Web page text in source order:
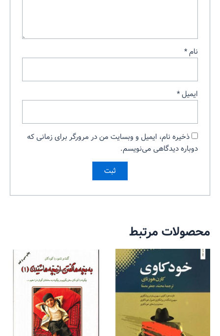
نام*
ایمیل*
ذخیره نام، ایمیل و وبسایت من در مرورگر برای زمانی که
دوباره دیدگاهی می‌نویسم.
محصولات مرتبط